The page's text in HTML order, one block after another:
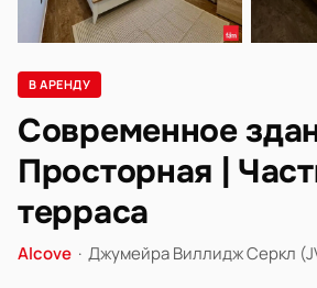
В АРЕНДУ
Современное
Просторная |
терраса
Alcove · Джумейра Виллидж Серкл